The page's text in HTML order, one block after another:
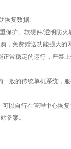
恢复数据;
保护、软硬件/透明防火
，免费赠送功能强大
常稳定的运行，严禁
般的传统单机系统，
以自行在管理中心恢
备案。